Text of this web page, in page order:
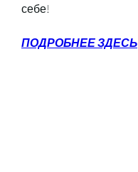
себе!
ПОДРОБНЕЕ ЗДЕСЬ